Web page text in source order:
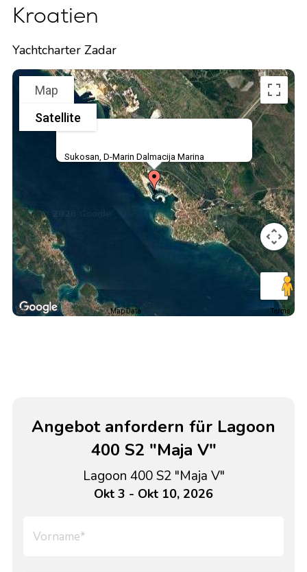
Kroatien
Yachtcharter Zadar
Sukosan, D-Marin Dalmacija Marina
Map
Satellite
Map Data Terms
Angebot anfordern für Lagoon
400 S2 "Maja V"
Lagoon 400 S2 "Maja V"
Okt 3 - Okt 10, 2026